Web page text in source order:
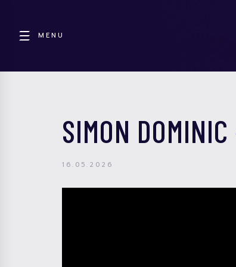
MENU
SIMON
16.05.2026